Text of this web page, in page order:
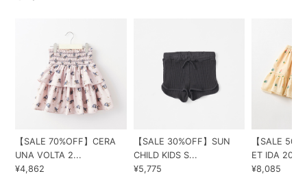
【SALE 70%OFF】CERA
UNA VOLTA 2...
¥4,862
【SALE 30%OFF】SUN
CHILD KIDS S...
¥5,775
【SALE
ET IDA 202...
¥8,085